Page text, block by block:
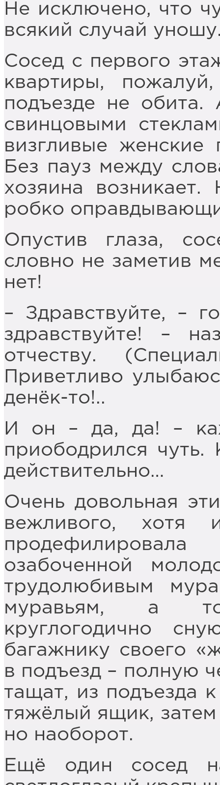
Не исключено, что
всякий случай
Сосед с первого
квартиры,
подъезде не
свинцовыми
визгливые женские
Без пауз между
хозяина
робко
Опустив глаза,
словно не заметив
нет!
– Здравствуйте, –
здравствуйте! –
отчеству.
Приветливо
денёк-то!..
И он – да, да! –
приободрился
действительно…
Очень довольная
вежливого, хотя
озабоченной
трудолюбивым
муравьям, а
круглогодично
багажнику своего
в подъезд – полную
тащат, из подъезда
тяжёлый ящик, затем
но наоборот.
Ещё один сосед